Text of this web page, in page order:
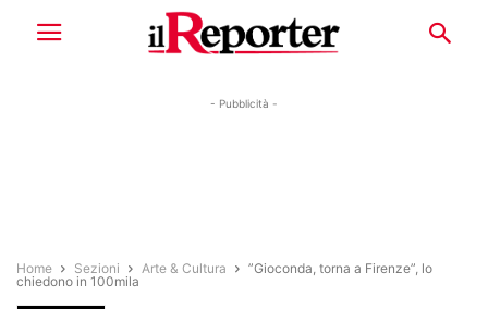
- Pubblicità -
Home Sezioni Arte & Cultura
”Gioconda, torna a Firenze”, lo
chiedono in 100mila